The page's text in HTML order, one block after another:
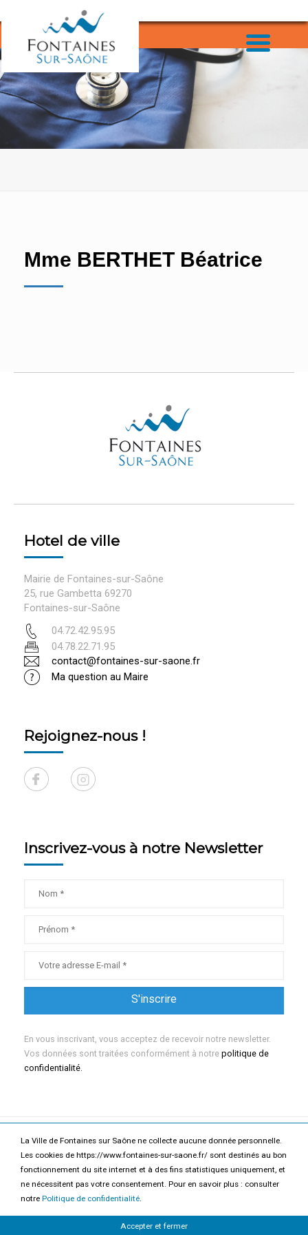
Mme BERTHET Béatrice
La Ville de Fontaines sur Saône ne collecte aucune donnée personnelle.
Les cookies de https://www.fontaines-sur-saone.fr/ sont destinés au bon
fonctionnement du site internet et à des fins statistiques uniquement, et
ne nécessitent pas votre consentement. Pour en savoir plus : consulter
notre Politique de confidentialité.
Accepter et fermer
Hotel de ville
Mairie de Fontaines-sur-Saône
25, rue Gambetta 69270
Fontaines-sur-Saône
04.72.42.95.95
04.78.22.71.95
contact@fontaines-sur-saone.fr
Ma question au Maire
Rejoignez-nous !
Inscrivez-vous à notre Newsletter
En vous inscrivant, vous acceptez de recevoir notre newsletter.
Vos données sont traitées conformément à notre politique de
confidentialité.
Mentions légales Politique de confidentialité
Accessibilité Contact
2026 Ville de Fontaines-sur-Saône